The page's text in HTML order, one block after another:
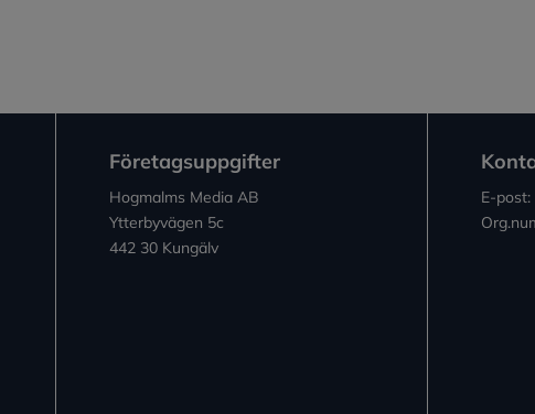
Företagsuppgifter
Hogmalms Media AB
Ytterbyvägen 5c
442 30 Kungälv
E-